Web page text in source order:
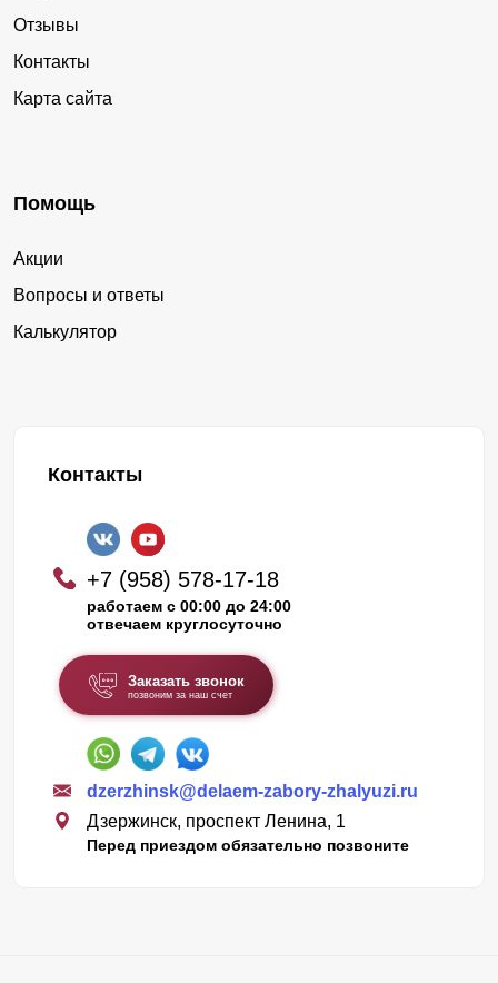
Отзывы
Контакты
Карта сайта
Помощь
Акции
Вопросы и ответы
Калькулятор
Контакты
+7 (958) 578-17-18
работаем с 00:00 до 24:00
отвечаем круглосуточно
Заказать звонок
позвоним за наш счет
dzerzhinsk@delaem-zabory-zhalyuzi.ru
Дзержинск, проспект Ленина, 1
Перед приездом обязательно позвоните